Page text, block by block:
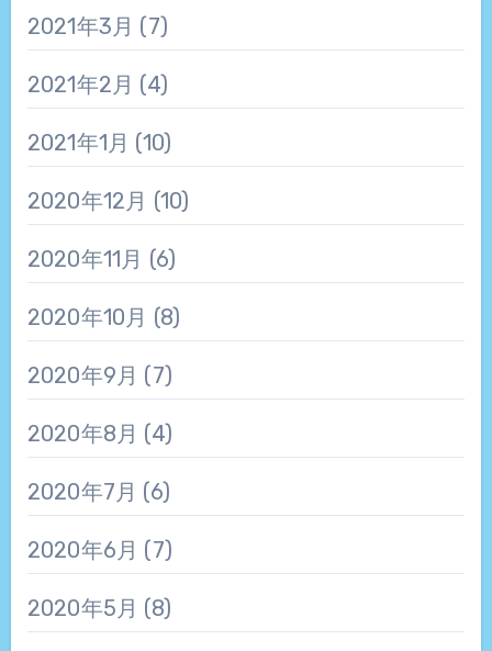
2021年3月 (7)
2021年2月 (4)
2021年1月 (10)
2020年12月 (10)
2020年11月 (6)
2020年10月 (8)
2020年9月 (7)
2020年8月 (4)
2020年7月 (6)
2020年6月 (7)
2020年5月 (8)